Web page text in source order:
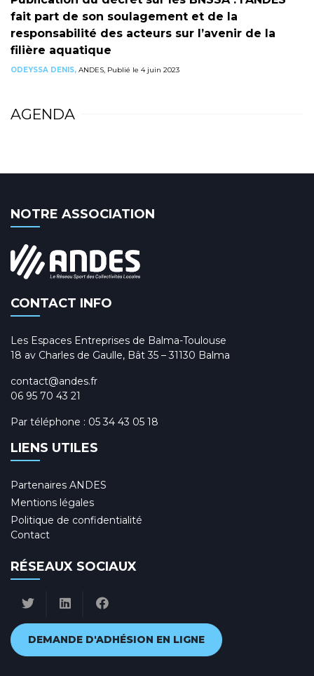
fait part de son soulagement et de la
responsabilité des acteurs sur l’avenir de la
filière aquatique
ODEYSSA DENIS, ANDES, Publié le 4 juin 2023
AGENDA
NOTRE ASSOCIATION
CONTACT INFO
Les Espaces Entreprises de Balma-Toulouse
18 av Charles de Gaulle, Bât 35 – 31130 Balma
contact@andes.fr
06 95 70 43 21
Par téléphone : 05 34 43 05 18
LIENS UTILES
Partenaires ANDES
Mentions légales
Politique de confidentialité
Contact
RÉSEAUX SOCIAUX
DEMANDE D'ADHÉSION EN LIGNE